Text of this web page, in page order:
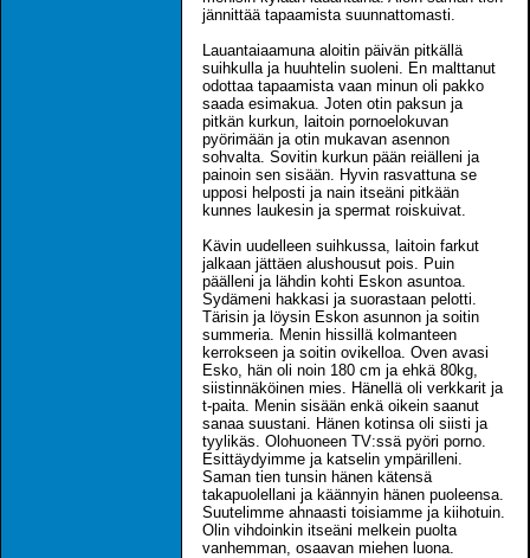
jännittää tapaamista suunnattomasti.
Lauantaiaamuna aloitin päivän pitkällä
suihkulla ja huuhtelin suoleni. En malttanut
odottaa tapaamista vaan minun oli pakko
saada esimakua. Joten otin paksun ja
pitkän kurkun, laitoin pornoelokuvan
pyörimään ja otin mukavan asennon
sohvalta. Sovitin kurkun pään reiälleni ja
painoin sen sisään. Hyvin rasvattuna se
upposi helposti ja nain itseäni pitkään
kunnes laukesin ja spermat roiskuivat.
Kävin uudelleen suihkussa, laitoin farkut
jalkaan jättäen alushousut pois. Puin
päälleni ja lähdin kohti Eskon asuntoa.
Sydämeni hakkasi ja suorastaan pelotti.
Tärisin ja löysin Eskon asunnon ja soitin
summeria. Menin hissillä kolmanteen
kerrokseen ja soitin ovikelloa. Oven avasi
Esko, hän oli noin 180 cm ja ehkä 80kg,
siistinnäköinen mies. Hänellä oli verkkarit ja
t-paita. Menin sisään enkä oikein saanut
sanaa suustani. Hänen kotinsa oli siisti ja
tyylikäs. Olohuoneen TV:ssä pyöri porno.
Esittäydyimme ja katselin ympärilleni.
Saman tien tunsin hänen kätensä
takapuolellani ja käännyin hänen puoleensa.
Suutelimme ahnaasti toisiamme ja kiihotuin.
Olin vihdoinkin itseäni melkein puolta
vanhemman, osaavan miehen luona.